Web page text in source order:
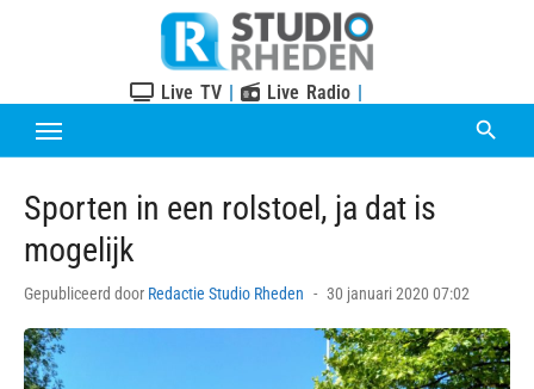
Live TV | Live Radio |
Sporten in een rolstoel, ja dat is
mogelijk
Gepubliceerd door Redactie Studio Rheden
Posted
30 januari 2020 07:02